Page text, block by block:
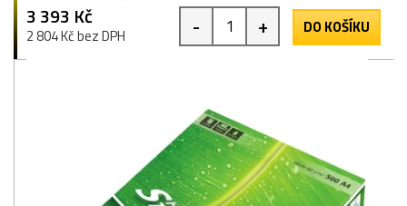
3 393 Kč
2 804 Kč bez DPH - + DO KOŠÍKU